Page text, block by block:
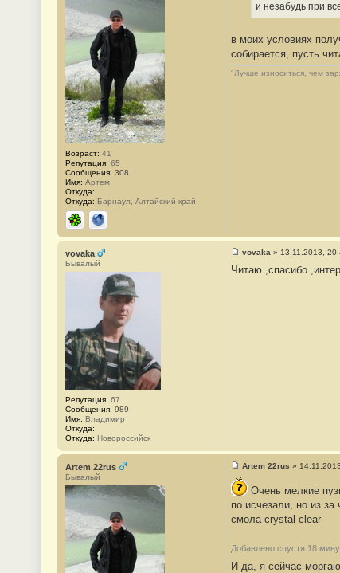
Возраст: 41
Репутация: 65
Сообщения: 308
Имя: Артем
Откуда:
Откуда: Барнаул, Алтайский край
ICQ Сайт
и
#
2
9
и незабудь при
в моих условиях
собирается, пусть
"Лучше износиться, чем
vovaka
Бывалый
Репутация: 67
Сообщения: 989
Имя: Владимир
Откуда:
Откуда: Новороссийск
о
vovaka » 13.11.2013,
Читаю ,спасибо
Artem 22rus
Бывалый
о
о
б
щ
е
е
3
Artem 22rus »
Очень мелкие
по исчезали, но из за
смола crystal-clear
Добавлено спустя 18
И да, я сейчас